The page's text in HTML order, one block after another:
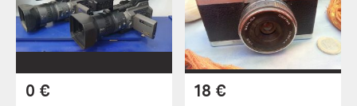
0 € 18 €